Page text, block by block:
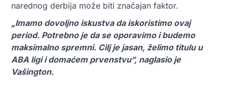
narednog derbija može biti značajan faktor.
„Imamo dovoljno iskustva da iskoristimo ovaj
period. Potrebno je da se oporavimo i budemo
maksimalno spremni. Cilj je jasan, želimo titulu u
ABA ligi i domaćem prvenstvu“, naglasio je
Vašington.